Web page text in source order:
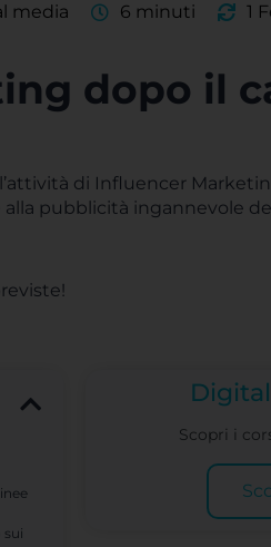
media 6 minuti 1
dopo il
di Influencer
pubblicità ingannevole
sui
Scopri i